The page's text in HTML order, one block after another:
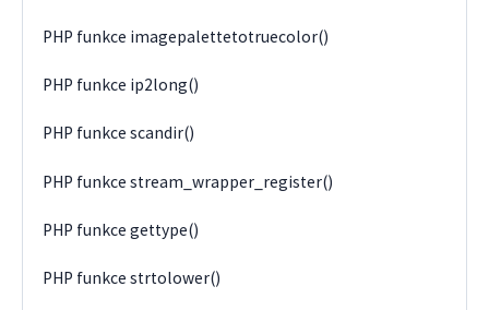
PHP funkce imagepalettetotruecolor()
PHP funkce ip2long()
PHP funkce scandir()
PHP funkce stream_wrapper_register()
PHP funkce gettype()
PHP funkce strtolower()